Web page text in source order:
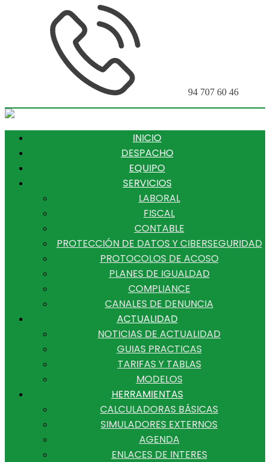
94 707 60 46
INICIO
DESPACHO
EQUIPO
SERVICIOS
LABORAL
FISCAL
CONTABLE
PROTECCIÓN DE DATOS Y CIBERSEGURIDAD
PROTOCOLOS DE ACOSO
PLANES DE IGUALDAD
COMPLIANCE
CANALES DE DENUNCIA
ACTUALIDAD
NOTICIAS DE ACTUALIDAD
GUIAS PRACTICAS
TARIFAS Y TABLAS
MODELOS
HERRAMIENTAS
CALCULADORAS BÁSICAS
SIMULADORES EXTERNOS
AGENDA
ENLACES DE INTERES